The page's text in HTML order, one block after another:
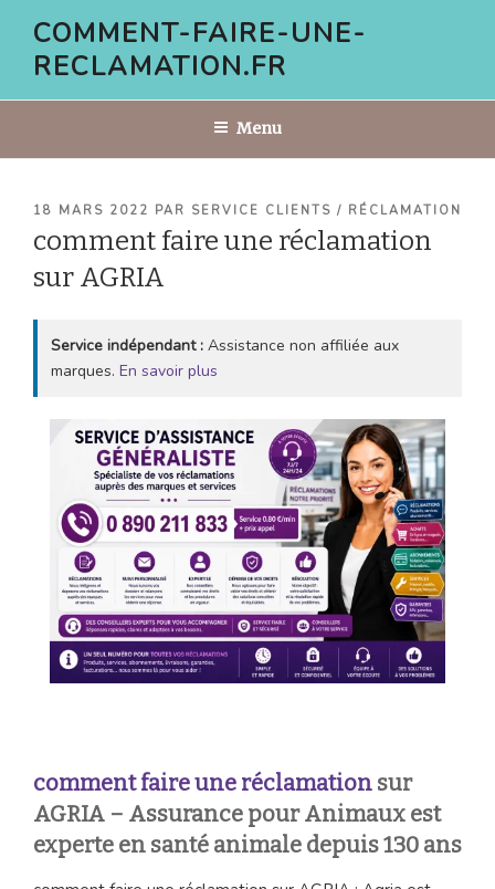
contenu
COMMENT-FAIRE-UNE-
RECLAMATION.FR
Menu
PUBLIÉ
18 MARS 2022 PAR SERVICE CLIENTS / RÉCLAMATION
comment faire une réclamation
sur AGRIA
Service indépendant : Assistance non affiliée aux
marques. En savoir plus
comment faire une réclamation sur
AGRIA – Assurance pour Animaux est
experte en santé animale depuis 130 ans